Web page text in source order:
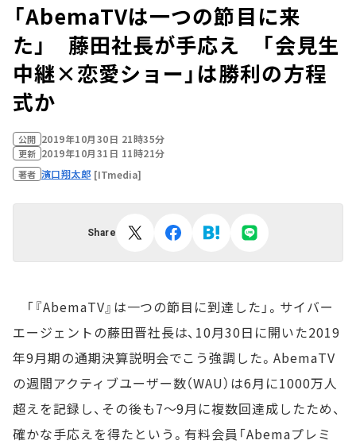
「AbemaTVは一つの節目に来
た」 藤田社長が手応え 「会見生
中継×恋愛ショー」は勝利の方程
式か
公開 2019年10月30日 21時35分
更新 2019年10月31日 11時21分
著者 濱口翔太郎 [ITmedia]
Share
「『AbemaTV』は一つの節目に到達した」。サイバー
エージェントの藤田晋社長は、10月30日に開いた2019
年9月期の通期決算説明会でこう強調した。AbemaTV
の週間アクティブユーザー数（WAU）は6月に1000万人
超えを記録し、その後も7～9月に複数回達成したため、
確かな手応えを得たという。有料会員「Abemaプレミ